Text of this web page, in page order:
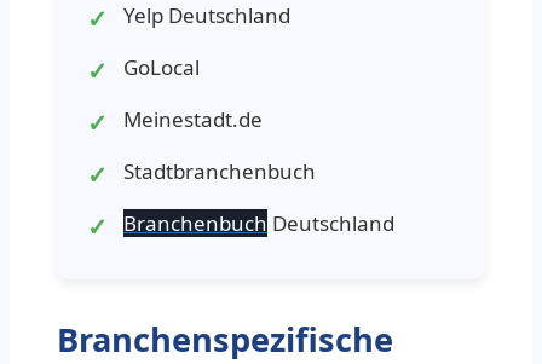
Yelp Deutschland
GoLocal
Meinestadt.de
Stadtbranchenbuch
Branchenbuch Deutschland
Branchenspezifische